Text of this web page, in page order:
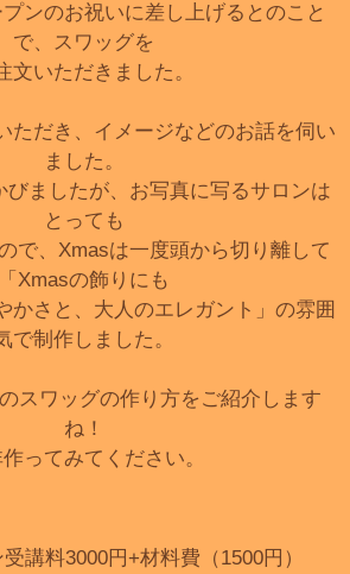
ンのお祝いに差し上げるとのこと
で、スワッグを
文いただきました。
ただき、イメージなどのお話を伺い
ました。
びましたが、お写真に写るサロンは
とっても
で、Xmasは一度頭から切り離して
「Xmasの飾りにも
かさと、大人のエレガント」の雰囲
で制作しました。
スワッグの作り方をご紹介します
ね！
ってみてください。
講料3000円+材料費（1500円）